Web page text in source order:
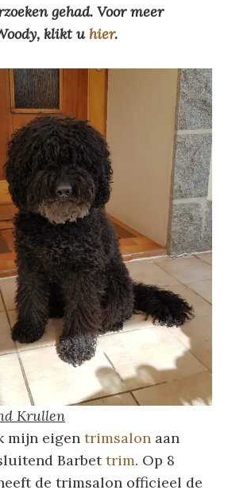
gehad. Voor meer
klikt u hier.
Krullen
mijn eigen trimsalon aan
Barbettrim. Op 8
de trimsalon officieel de